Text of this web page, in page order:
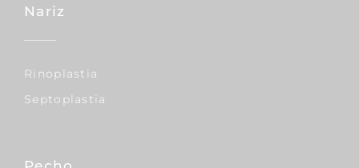
Nariz
Rinoplastia
Septoplastia